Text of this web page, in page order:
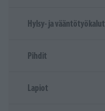
Hylsy- ja vääntötyökalut
Pihdit
Lapiot